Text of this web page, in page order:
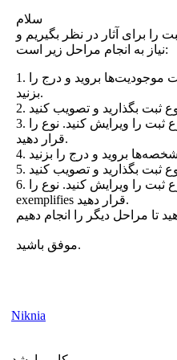
سلام
را برای آثار در نظر بگیریم و
نیاز به انجام مراحل زیر است:
1. به تنظیمات و سپس به فهرست موجودیت‌ها بروید و درج را
بزنید.
3. نوع ثبت را ویرایش کنید. نوع را Entity و سرگروه را Type
قرار دهید.
6. نوع ثبت را ویرایش کنید. نوع را Property و سرگروه را P137
exemplifies قرار دهید.
موفق باشید.
Niknia